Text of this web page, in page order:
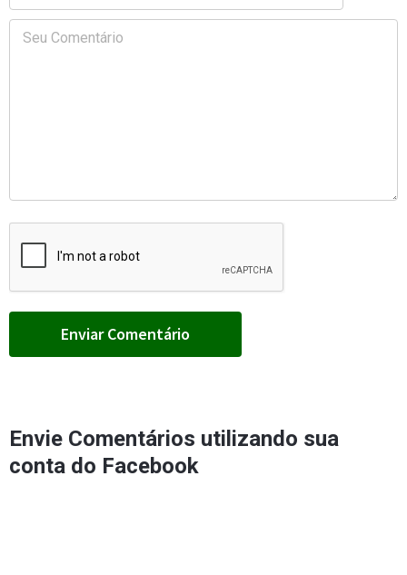
Envie Comentários utilizando sua
conta do Facebook